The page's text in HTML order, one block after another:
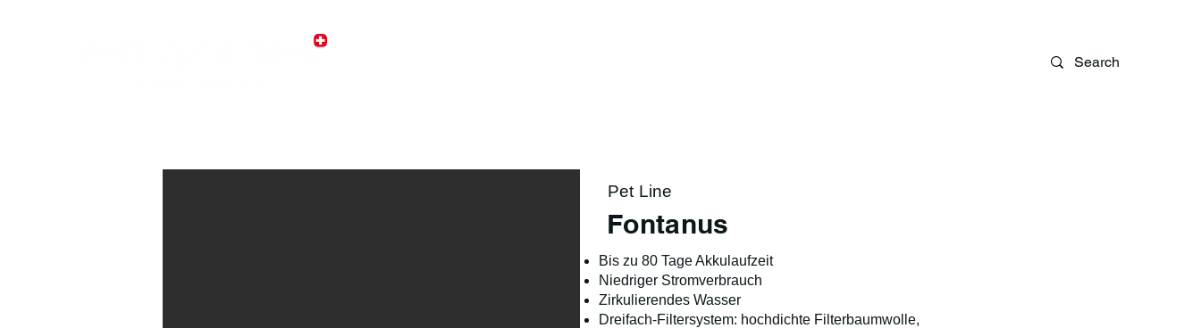
Pet Line
Fontanus
Bis zu 80 Tage Akkulaufzeit
Niedriger Stromverbrauch
Zirkulierendes Wasser
Dreifach-Filtersystem: hochdichte Filterbaumwolle,